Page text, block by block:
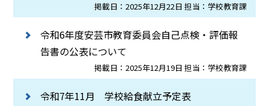
掲載日：2025年12月22日 担当：学校教育課
令和6年度安芸市教育委員会自己点検・評価報
告書の公表について
掲載日：2025年12月19日 担当：学校教育課
令和7年11月 学校給食献立予定表